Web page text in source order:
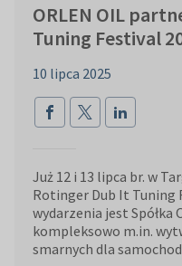
ORLEN OIL
Tuning Festival
10 lipca 2025
Już 12 i 13 lipca br. w
Rotinger Dub It Tuning
wydarzenia jest Spółka
kompleksowo m.in.
smarnych dla